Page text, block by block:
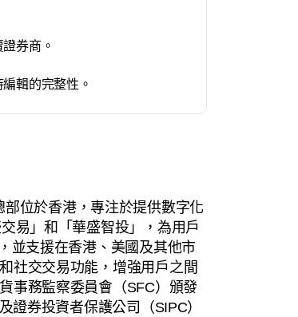
券商。
輯的完整性。
部位於香港，專注於提供數字化
易」和「華盛智投」，為用戶
並支援在香港、美國及其他市
社交交易功能，增強用戶之間
事務監察委員會（SFC）頒發
證券投資者保護公司（SIPC）